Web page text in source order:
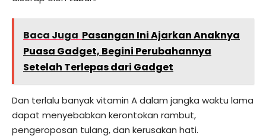
Baca Juga Pasangan Ini Ajarkan Anaknya
Puasa Gadget, Begini Perubahannya
Setelah Terlepas dari Gadget
Dan terlalu banyak vitamin A dalam jangka waktu lama
dapat menyebabkan kerontokan rambut,
pengeroposan tulang, dan kerusakan hati.